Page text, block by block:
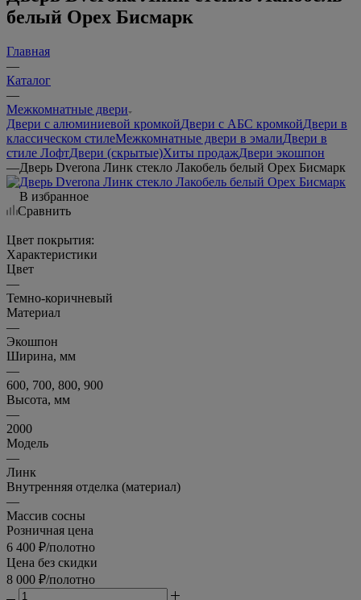
белый Орех Бисмарк
Главная
—
Каталог
—
Межкомнатные двери
Двери с алюминиевой кромкойДвери с АБС кромкойДвери в
классическом стилеМежкомнатные двери в эмалиДвери в
стиле ЛофтДвери (скрытые)Хиты продажДвери экошпон
—Дверь Dverona Линк стекло Лакобель белый Орех Бисмарк
В избранное
Сравнить
Цвет покрытия:
Характеристики
Цвет
—
Темно-коричневый
Материал
—
Экошпон
Ширина, мм
—
600, 700, 800, 900
Высота, мм
—
2000
Модель
—
Линк
Внутренняя отделка (материал)
—
Массив сосны
Розничная цена
6 400 ₽/полотно
Цена без скидки
8 000 ₽/полотно